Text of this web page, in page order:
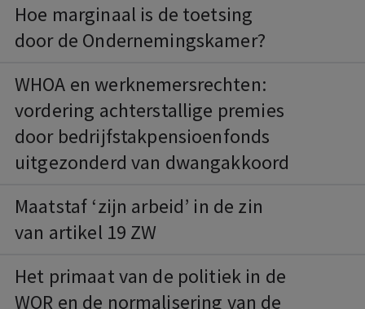
Hoe marginaal is de toetsing
door de Ondernemingskamer?
WHOA en werknemersrechten:
vordering achterstallige premies
door bedrijfstakpensioenfonds
uitgezonderd van dwangakkoord
Maatstaf ‘zijn arbeid’ in de zin
van artikel 19 ZW
Het primaat van de politiek in de
WOR en de normalisering van de